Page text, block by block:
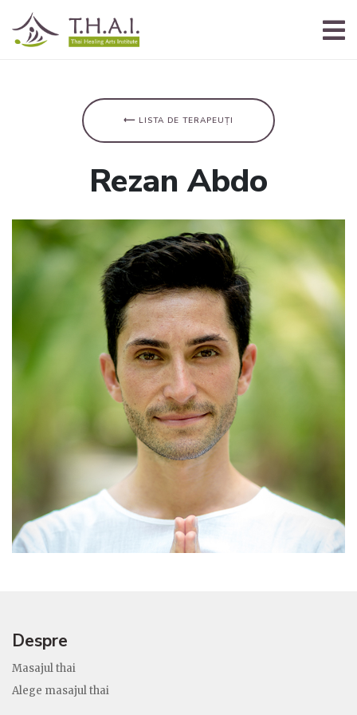
⟵ LISTA DE TERAPEUȚI
Rezan Abdo
Despre
Masajul thai
Alege masajul thai